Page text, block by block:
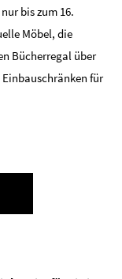
bis zum 16.
Möbel, die
Bücherregal über
für